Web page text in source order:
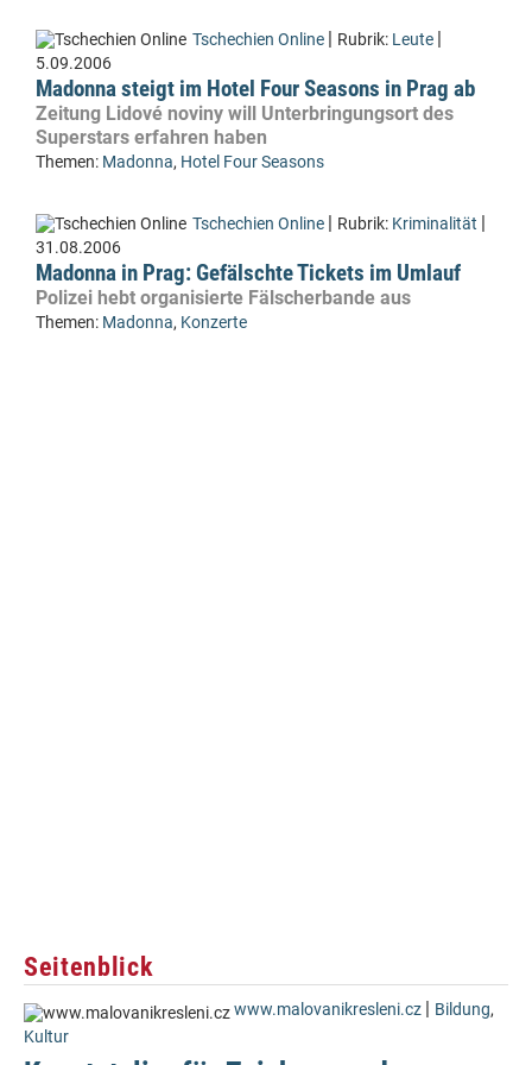
Tschechien Online | Rubrik: Leute |
5.09.2006
Madonna steigt im Hotel Four Seasons in Prag ab
Zeitung Lidové noviny will Unterbringungsort des
Superstars erfahren haben
Themen: Madonna, Hotel Four Seasons
Tschechien Online | Rubrik: Kriminalität |
31.08.2006
Madonna in Prag: Gefälschte Tickets im Umlauf
Polizei hebt organisierte Fälscherbande aus
Themen: Madonna, Konzerte
Seitenblick
www.malovanikresleni.cz | Bildung,
Kultur